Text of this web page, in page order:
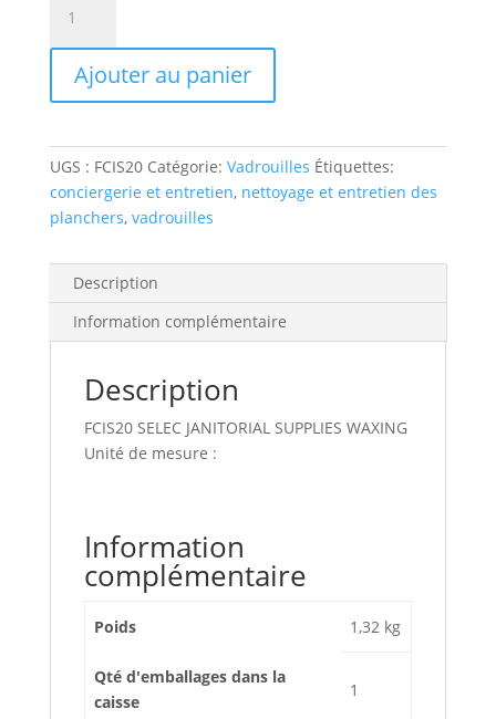
Fcis20
select
waxing
head
20-
oz
polyester
Ajouter au panier
UGS : FCIS20 Catégorie: Vadrouilles Étiquettes:
conciergerie et entretien, nettoyage et entretien des
planchers, vadrouilles
Description
Information complémentaire
Description
FCIS20 SELEC JANITORIAL SUPPLIES WAXING
Unité de mesure :
Information
complémentaire
Poids 1,32 kg
Qté d'emballages dans la
caisse
1